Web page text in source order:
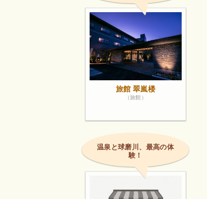
旅館 翠嵐楼
（旅館）
温泉と球磨川、最高の体
験！